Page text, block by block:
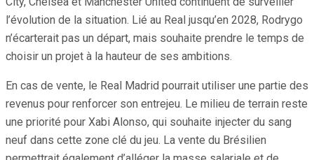
l’évolution de la situation. Lié au Real jusqu’en 2028, Rodrygo
n’écarterait pas un départ, mais souhaite prendre le temps de
choisir un projet à la hauteur de ses ambitions.
En cas de vente, le Real Madrid pourrait utiliser une partie des
revenus pour renforcer son entrejeu. Le milieu de terrain reste
une priorité pour Xabi Alonso, qui souhaite injecter du sang
neuf dans cette zone clé du jeu. La vente du Brésilien